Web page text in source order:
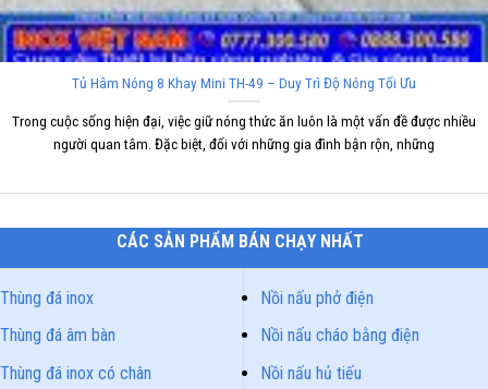
Tủ Hâm Nóng 8 Khay Mini TH-49 – Duy Trì Độ Nóng Tối Ưu
Trong cuộc sống hiện đại, việc giữ nóng thức ăn luôn là một vấn đề được nhiều
người quan tâm. Đặc biệt, đối với những gia đình bận rộn, những
CÁC SẢN PHẨM BÁN CHẠY NHẤT
Thùng đá inox
Thùng đá âm bàn
Thùng đá inox có chân
Nồi nấu phở điện
Nồi nấu cháo bằng điện
Nồi nấu hủ tiếu